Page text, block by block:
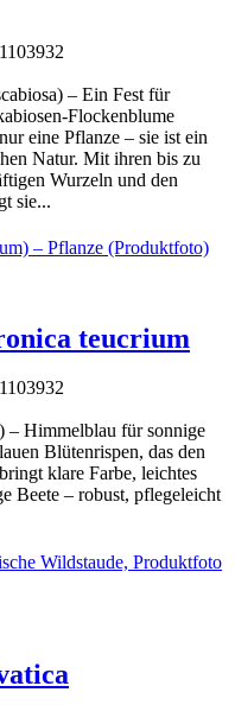
– Ein Fest für
Flockenblume
eine Pflanze – sie ist ein
Natur. Mit ihren bis zu
Wurzeln und den
sie...
teucrium
– Himmelblau für sonnige
Blütenrispen, das den
klare Farbe, leichtes
Beete – robust, pflegeleicht